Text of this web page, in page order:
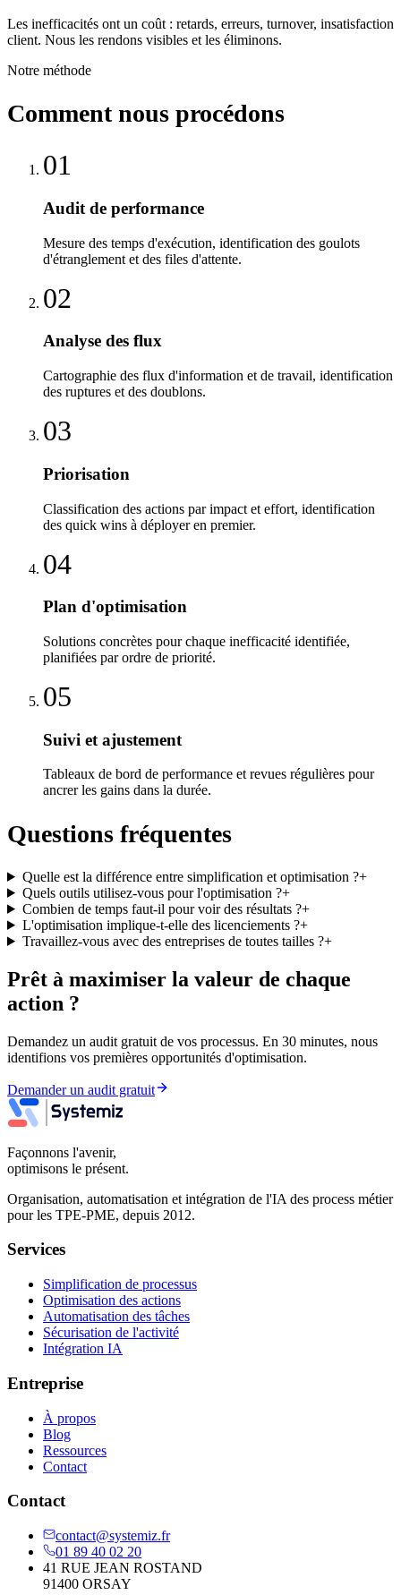
Les inefficacités ont un coût : retards, erreurs, turnover, insatisfaction
client. Nous les rendons visibles et les éliminons.
Notre méthode
Comment nous procédons
01
Audit de performance
Mesure des temps d'exécution, identification des goulots
d'étranglement et des files d'attente.
02
Analyse des flux
Cartographie des flux d'information et de travail, identification
des ruptures et des doublons.
03
Priorisation
Classification des actions par impact et effort, identification
des quick wins à déployer en premier.
04
Plan d'optimisation
Solutions concrètes pour chaque inefficacité identifiée,
planifiées par ordre de priorité.
05
Suivi et ajustement
Tableaux de bord de performance et revues régulières pour
ancrer les gains dans la durée.
Questions fréquentes
Quelle est la différence entre simplification et optimisation ?+
Quels outils utilisez-vous pour l'optimisation ?+
Combien de temps faut-il pour voir des résultats ?+
L'optimisation implique-t-elle des licenciements ?+
Travaillez-vous avec des entreprises de toutes tailles ?+
Prêt à maximiser la valeur de chaque
action ?
Demandez un audit gratuit de vos processus. En 30 minutes, nous
identifions vos premières opportunités d'optimisation.
Demander un audit gratuit
Façonnons l'avenir,
optimisons le présent.
Organisation, automatisation et intégration de l'IA des process métier
pour les TPE-PME, depuis 2012.
Services
Simplification de processus
Optimisation des actions
Automatisation des tâches
Sécurisation de l'activité
Intégration IA
Entreprise
À propos
Blog
Ressources
Contact
Contact
contact@systemiz.fr
01 89 40 02 20
41 RUE JEAN ROSTAND
91400 ORSAY